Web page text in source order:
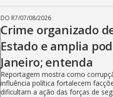
DO R7/07/08/2026
Crime organizado
Estado e amplia
Janeiro; entenda
Reportagem mostra como
influência política fortalecem
dificultam a ação das forças de